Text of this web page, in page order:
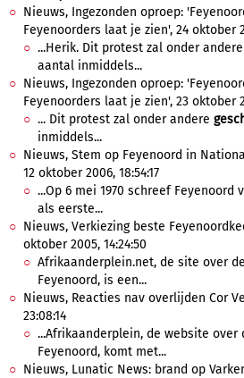
Nieuws, Ingezonden oproep:
Feyenoorders laat je zien', 24 oktober
...Herik. Dit protest zal onder andere
aantal inmiddels...
Nieuws, Ingezonden oproep:
Feyenoorders laat je zien', 23 oktober
... Dit protest zal onder andere
inmiddels...
Nieuws, Stem op Feyenoord in
12 oktober 2006, 18:54:17
...Op 6 mei 1970 schreef Feyenoord
als eerste...
Nieuws, Verkiezing beste
oktober 2005, 14:24:50
Afrikaanderplein.net, de site over de
Feyenoord, is een...
Nieuws, Reacties nav overlijden Cor
23:08:14
...Afrikaanderplein, de website over
Feyenoord, komt met...
Nieuws, Lunatic News: brand op